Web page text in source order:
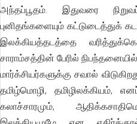
அந்தப்பூதம். இதுவரை
புனிதங்களையும் கட்டுடைத்துக்
இலக்கியத்தடத்தை
சாராம்சத்தின் பேரில்
மார்க்சியர்களுக்கு சவால்
தமிழ்மொழி, தமிழிலக்கியம்,
கலாச்சாரமும்,